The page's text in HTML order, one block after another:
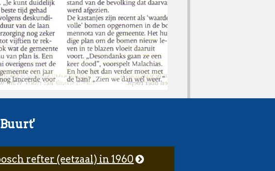
refter (eetzaal) in 1960